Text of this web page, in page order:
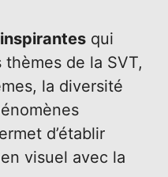
qui
de la SVT,
la diversité
d’établir
visuel avec la